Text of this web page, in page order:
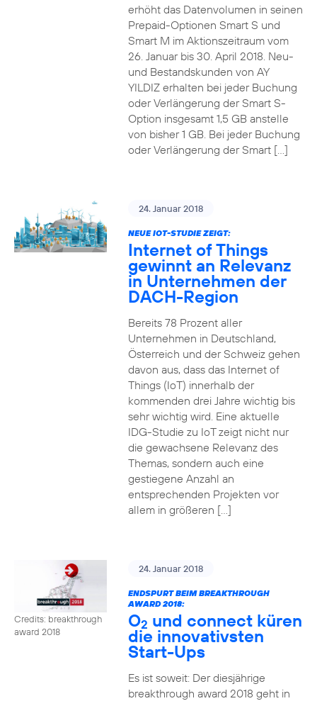
erhöht das Datenvolumen in seinen
Prepaid-Optionen Smart S und
Smart M im Aktionszeitraum vom
26. Januar bis 30. April 2018. Neu-
und Bestandskunden von AY
YILDIZ erhalten bei jeder Buchung
oder Verlängerung der Smart S-
Option insgesamt 1,5 GB anstelle
von bisher 1 GB. Bei jeder Buchung
oder Verlängerung der Smart […]
24. Januar 2018
NEUE IOT-STUDIE ZEIGT:
Internet of Things
gewinnt an Relevanz
in Unternehmen der
DACH-Region
Bereits 78 Prozent aller
Unternehmen in Deutschland,
Österreich und der Schweiz gehen
davon aus, dass das Internet of
Things (IoT) innerhalb der
kommenden drei Jahre wichtig bis
sehr wichtig wird. Eine aktuelle
IDG-Studie zu IoT zeigt nicht nur
die gewachsene Relevanz des
Themas, sondern auch eine
gestiegene Anzahl an
entsprechenden Projekten vor
allem in größeren […]
Credits: breakthrough
award 2018
24. Januar 2018
ENDSPURT BEIM BREAKTHROUGH
AWARD 2018:
O2 und connect küren
die innovativsten
Start-Ups
Es ist soweit: Der diesjährige
breakthrough award 2018 geht in